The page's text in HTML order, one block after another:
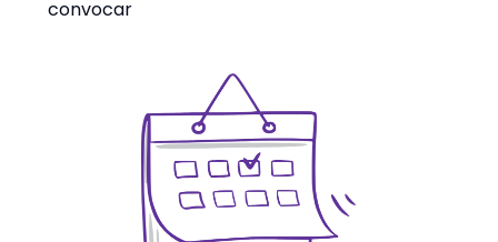
convocar